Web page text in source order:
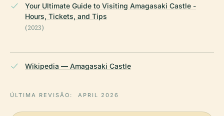
Your Ultimate Guide to Visiting Amagasaki Castle -
Hours, Tickets, and Tips
(2023)
Wikipedia — Amagasaki Castle
ÚLTIMA REVISÃO: APRIL 2026